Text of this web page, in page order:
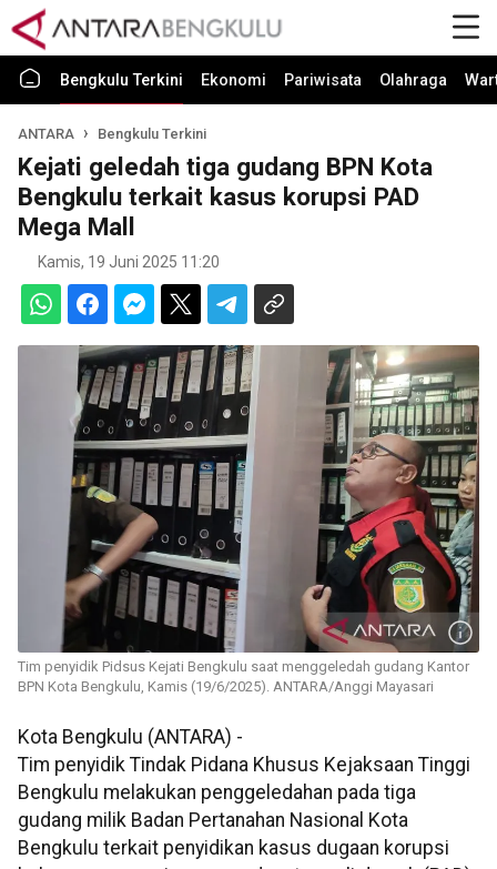
Bengkulu Terkini Ekonomi Pariwisata Olahraga
ANTARA Bengkulu Terkini
Kejati geledah tiga gudang BPN Kota
Bengkulu terkait kasus korupsi PAD
Mega Mall
Kamis, 19 Juni 2025 11:20
Tim penyidik Pidsus Kejati Bengkulu saat menggeledah gudang Kantor
BPN Kota Bengkulu, Kamis (19/6/2025). ANTARA/Anggi Mayasari
Kota Bengkulu (ANTARA) -
Tim penyidik Tindak Pidana Khusus Kejaksaan Tinggi
Bengkulu melakukan penggeledahan pada tiga
gudang milik Badan Pertanahan Nasional Kota
Bengkulu terkait penyidikan kasus dugaan korupsi